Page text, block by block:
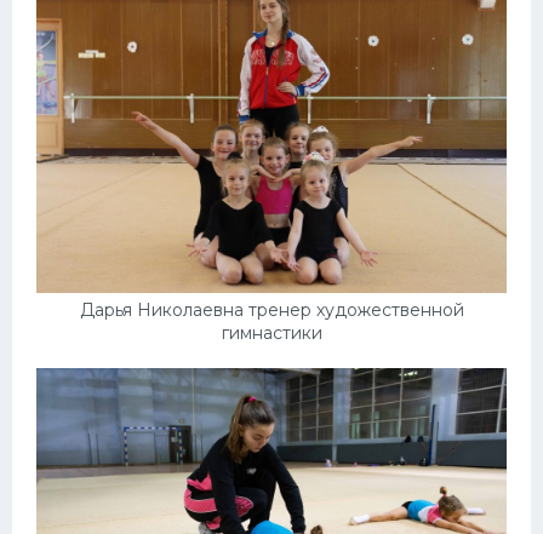
Дарья Николаевна тренер художественной
гимнастики